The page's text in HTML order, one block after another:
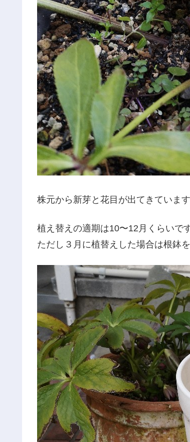
株元から新芽と花目が出てきています
植え替えの適期は10〜12月くらいで
ただし３月に植替えした場合は根鉢